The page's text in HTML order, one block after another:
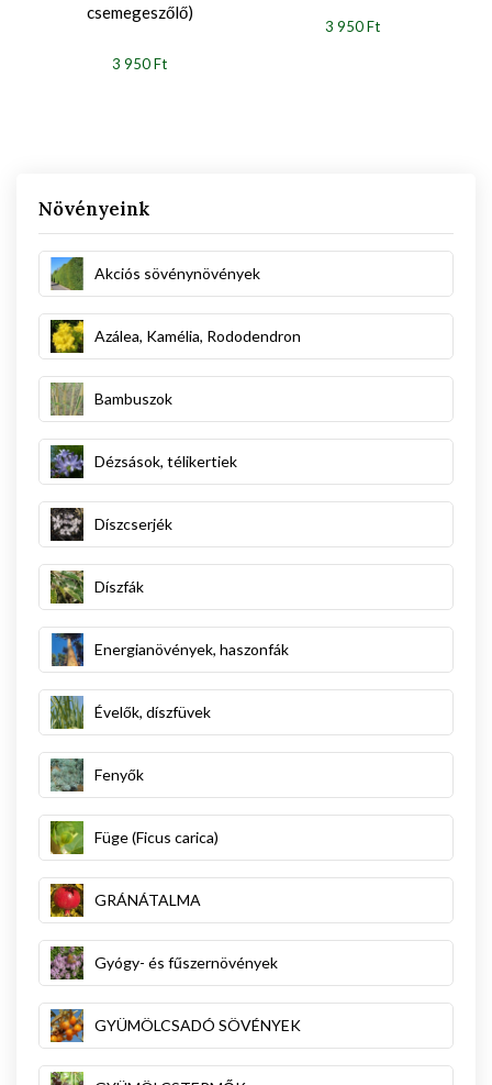
Növényeink
Akciós sövénynövények
Azálea, Kamélia, Rododendron
Bambuszok
Dézsások, télikertiek
Díszcserjék
Díszfák
Energianövények, haszonfák
Évelők, díszfüvek
Fenyők
Füge (Ficus carica)
GRÁNÁTALMA
Gyógy- és fűszernövények
GYÜMÖLCSADÓ SÖVÉNYEK
csemegeszőlő)
3 950 Ft
3 950 Ft